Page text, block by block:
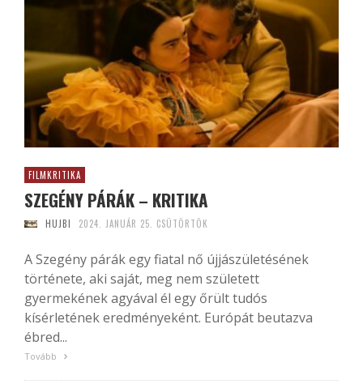
FILMKRITIKA
SZEGÉNY PÁRÁK – KRITIKA
HUJBI 2024. JANUÁR 25. CSÜTÖRTÖK
A Szegény párák egy fiatal nő újjászületésének
története, aki saját, meg nem született
gyermekének agyával él egy őrült tudós
kísérletének eredményeként. Európát beutazva
ébred...
Tovább